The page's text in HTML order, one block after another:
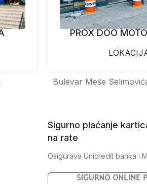
PROX DOO
Bulevar Meše
Sigurno plaćanje
na rate
Osigurava Unicredit banka i